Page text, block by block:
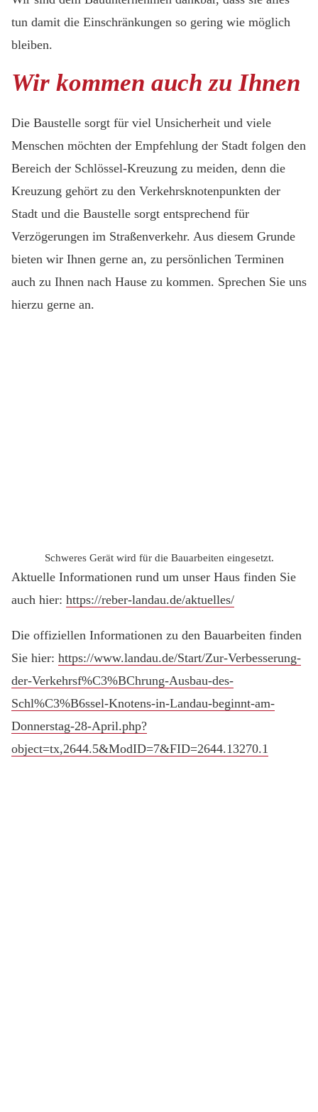
tun damit die Einschränkungen so gering wie möglich
bleiben.
Wir kommen auch zu Ihnen
Die Baustelle sorgt für viel Unsicherheit und viele
Menschen möchten der Empfehlung der Stadt folgen den
Bereich der Schlössel-Kreuzung zu meiden, denn die
Kreuzung gehört zu den Verkehrsknotenpunkten der
Stadt und die Baustelle sorgt entsprechend für
Verzögerungen im Straßenverkehr. Aus diesem Grunde
bieten wir Ihnen gerne an, zu persönlichen Terminen
auch zu Ihnen nach Hause zu kommen. Sprechen Sie uns
hierzu gerne an.
Schweres Gerät wird für die Bauarbeiten eingesetzt.
Aktuelle Informationen rund um unser Haus finden Sie
auch hier: https://reber-landau.de/aktuelles/
Die offiziellen Informationen zu den Bauarbeiten finden
Sie hier: https://www.landau.de/Start/Zur-Verbesserung-
der-Verkehrsf%C3%BChrung-Ausbau-des-
Schl%C3%B6ssel-Knotens-in-Landau-beginnt-am-
Donnerstag-28-April.php?
object=tx,2644.5&ModID=7&FID=2644.13270.1